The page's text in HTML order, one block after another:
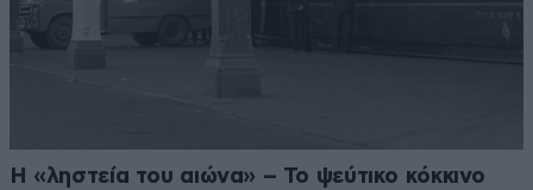
Η «ληστεία του αιώνα» – Το ψεύτικο κόκκινο